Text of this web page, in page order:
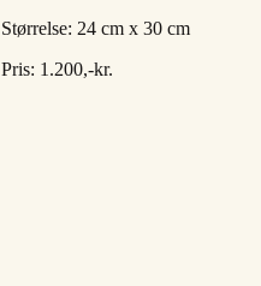
Størrelse: 24 cm x 30 cm
Pris: 1.200,-kr.